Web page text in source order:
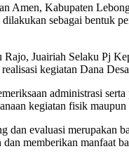
Amen, Kabupaten
sebagai bentuk
Juairiah Selaku Pj
kegiatan Dana
administrasi
kegiatan fisik
evaluasi merupakan
memberikan manfaat